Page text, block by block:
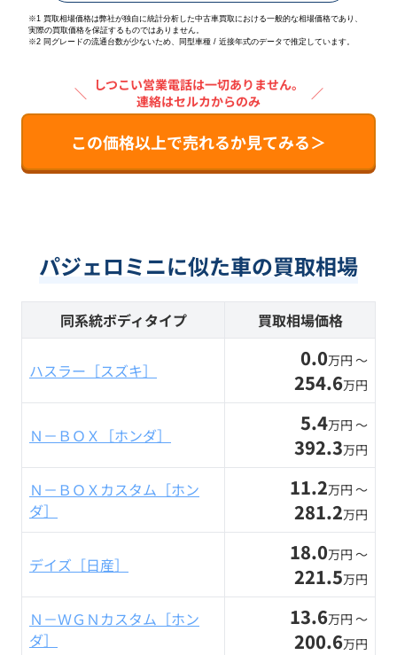
※1 買取相場価格は弊社が独自に統計分析した中古車買取における一般的な相場価格であり、
実際の買取価格を保証するものではありません。
※2 同グレードの流通台数が少ないため、同型車種 / 近接年式のデータで推定しています。
＼ しつこい営業電話は一切ありません。
連絡はセルカからのみ
／
この価格以上で売れるか見てみる＞
パジェロミニに似た車の買取相場
同系統ボディタイプ 買取相場価格
ハスラー［スズキ］ 0.0万円 〜
254.6万円
Ｎ－ＢＯＸ［ホンダ］ 5.4万円 〜
392.3万円
Ｎ－ＢＯＸカスタム［ホン
ダ］
11.2万円 〜
281.2万円
デイズ［日産］ 18.0万円 〜
221.5万円
Ｎ－ＷＧＮカスタム［ホン
ダ］
13.6万円 〜
200.6万円